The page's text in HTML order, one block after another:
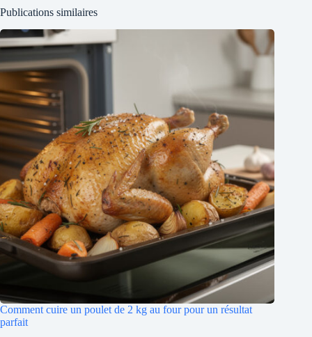
Publications similaires
Comment cuire un poulet de 2 kg au four pour un résultat
parfait